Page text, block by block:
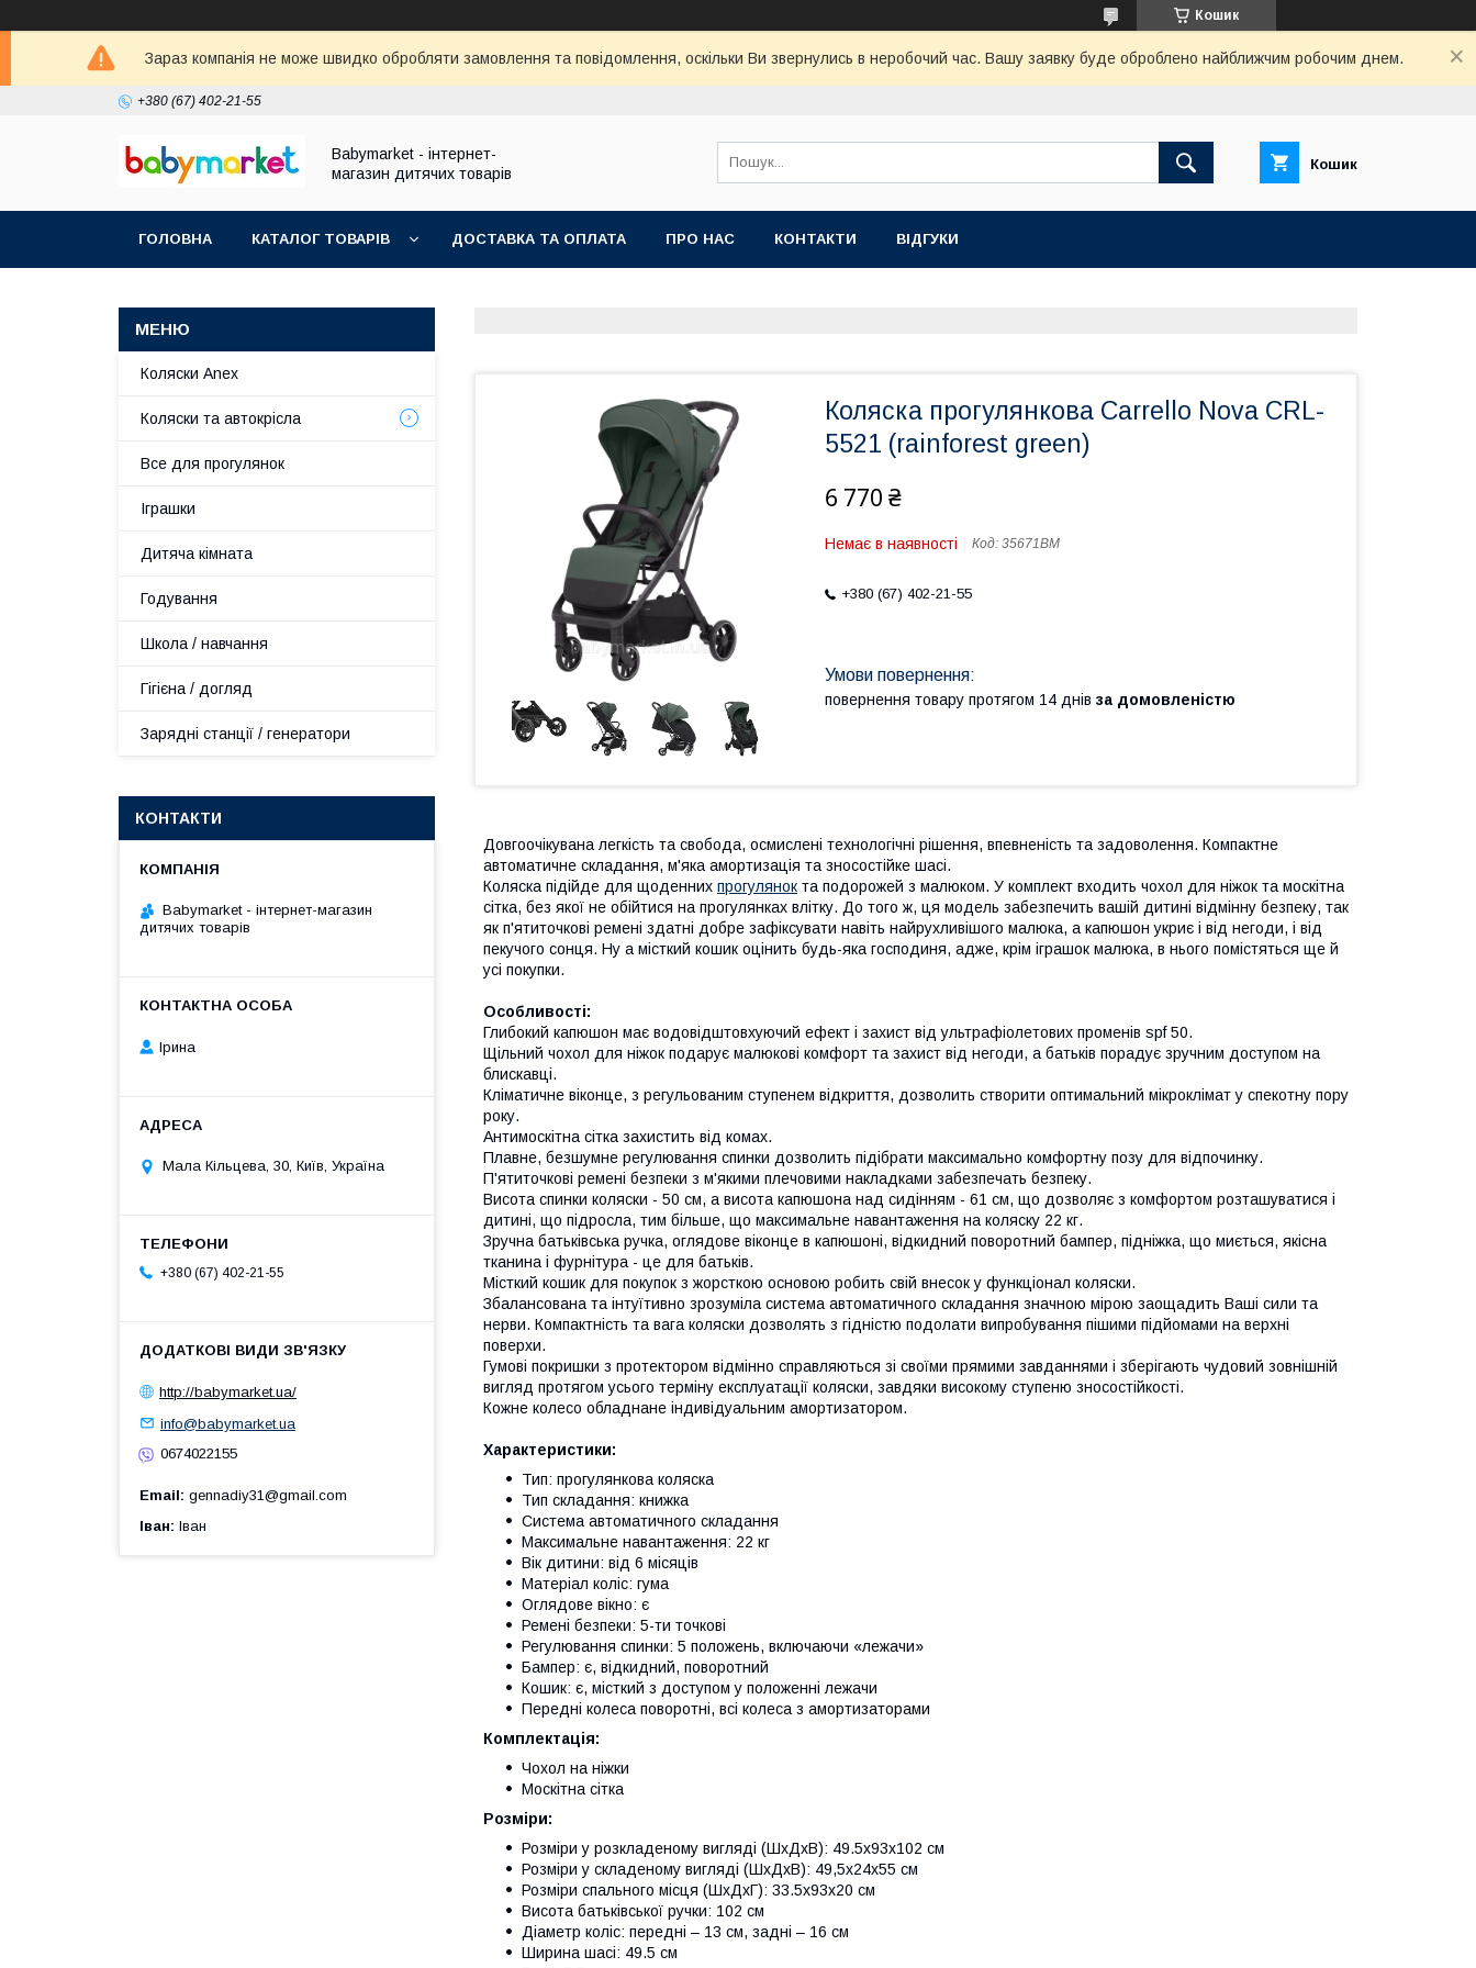
Кошик
Зараз компанія не може швидко обробляти замовлення та повідомлення, оскільки Ви звернулись в неробочий час. Вашу заявку буде оброблено найближчим робочим днем.
+380 (67) 402-21-55
Babymarket - інтернет-
магазин дитячих товарів
Кошик
ГОЛОВНА КАТАЛОГ ТОВАРІВ ДОСТАВКА ТА ОПЛАТА ПРО НАС КОНТАКТИ ВІДГУКИ
Коляска прогулянкова Carrello Nova CRL-
5521 (rainforest green)
6 770 ₴
Немає в наявності Код: 35671BM
+380 (67) 402-21-55
повернення товару протягом 14 днів за домовленістю
Довгоочікувана легкість та свобода, осмислені технологічні рішення, впевненість та задоволення. Компактне
автоматичне складання, м'яка амортизація та зносостійке шасі.
Коляска підійде для щоденних прогулянок та подорожей з малюком. У комплект входить чохол для ніжок та москітна
сітка, без якої не обійтися на прогулянках влітку. До того ж, ця модель забезпечить вашій дитині відмінну безпеку, так
як п'ятиточкові ремені здатні добре зафіксувати навіть найрухливішого малюка, а капюшон укриє і від негоди, і від
пекучого сонця. Ну а місткий кошик оцінить будь-яка господиня, адже, крім іграшок малюка, в нього помістяться ще й
усі покупки.
Особливості:
Глибокий капюшон має водовідштовхуючий ефект і захист від ультрафіолетових променів spf 50.
Щільний чохол для ніжок подарує малюкові комфорт та захист від негоди, а батьків порадує зручним доступом на
блискавці.
Кліматичне віконце, з регульованим ступенем відкриття, дозволить створити оптимальний мікроклімат у спекотну пору
року.
Антимоскітна сітка захистить від комах.
Плавне, безшумне регулювання спинки дозволить підібрати максимально комфортну позу для відпочинку.
П'ятиточкові ремені безпеки з м'якими плечовими накладками забезпечать безпеку.
Висота спинки коляски - 50 см, а висота капюшона над сидінням - 61 см, що дозволяє з комфортом розташуватися і
дитині, що підросла, тим більше, що максимальне навантаження на коляску 22 кг.
Зручна батьківська ручка, оглядове віконце в капюшоні, відкидний поворотний бампер, підніжка, що миється, якісна
тканина і фурнітура - це для батьків.
Місткий кошик для покупок з жорсткою основою робить свій внесок у функціонал коляски.
Збалансована та інтуїтивно зрозуміла система автоматичного складання значною мірою заощадить Ваші сили та
нерви. Компактність та вага коляски дозволять з гідністю подолати випробування пішими підйомами на верхні
поверхи.
Гумові покришки з протектором відмінно справляються зі своїми прямими завданнями і зберігають чудовий зовнішній
вигляд протягом усього терміну експлуатації коляски, завдяки високому ступеню зносостійкості.
Кожне колесо обладнане індивідуальним амортизатором.
Характеристики:
Тип: прогулянкова коляска
Тип складання: книжка
Система автоматичного складання
Максимальне навантаження: 22 кг
Вік дитини: від 6 місяців
Матеріал коліс: гума
Оглядове вікно: є
Ремені безпеки: 5-ти точкові
Регулювання спинки: 5 положень, включаючи «лежачи»
Бампер: є, відкидний, поворотний
Кошик: є, місткий з доступом у положенні лежачи
Передні колеса поворотні, всі колеса з амортизаторами
Комплектація:
Чохол на ніжки
Москітна сітка
Розміри:
Розміри у розкладеному вигляді (ШхДхВ): 49.5х93х102 см
Розміри у складеному вигляді (ШхДхВ): 49,5х24х55 см
Розміри спального місця (ШхДхГ): 33.5х93х20 см
Висота батьківської ручки: 102 см
Діаметр коліс: передні – 13 см, задні – 16 см
Ширина шасі: 49.5 см
Коляски Anex
Коляски та автокрісла
Все для прогулянок
Іграшки
Дитяча кімната
Годування
Школа / навчання
Гігієна / догляд
Зарядні станції / генератори
КОНТАКТИ
Babymarket - інтернет-магазин
дитячих товарів
Ірина
Мала Кільцева, 30, Київ, Україна
+380 (67) 402-21-55
http://babymarket.ua/
info@babymarket.ua
0674022155
Email gennadiy31@gmail.com
Іван Іван